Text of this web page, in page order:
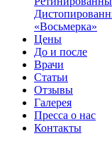
«Восьмерка»
Цены
До и после
Врачи
Статьи
Отзывы
Галерея
Пресса о нас
Контакты